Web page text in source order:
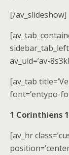
[/av_slideshow]
av_uid=’av-
[av_tab
font=’entypo-
1 Corinthiens
[av_hr